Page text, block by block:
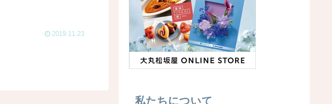
2019.11.23
私たちについて